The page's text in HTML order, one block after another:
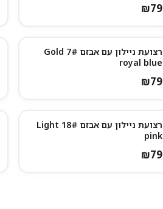
₪79
רצועת ניילון עם אבזם 7# Gold
royal blue
₪79
נותרו מעט
רצועת ניילון עם אבזם 18# Light
pink
₪79